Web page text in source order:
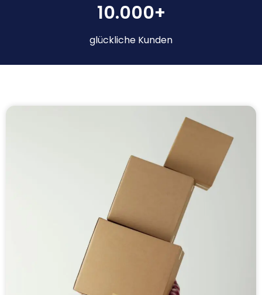
10.000+
glückliche Kunden